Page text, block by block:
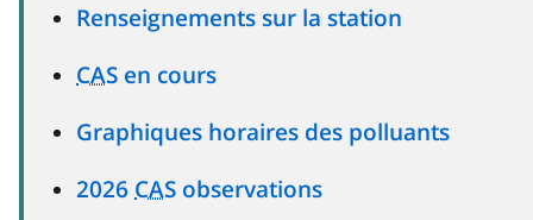
Renseignements sur la station
CAS en cours
Graphiques horaires des polluants
2026 CAS observations